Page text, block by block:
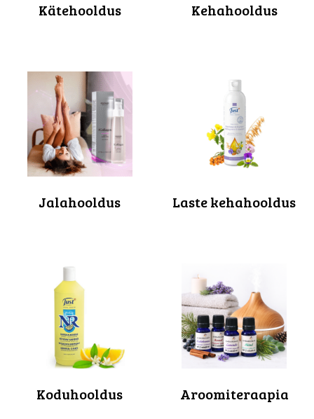
Kätehooldus Kehahooldus
Jalahooldus Laste kehahooldus
Koduhooldus Aroomiteraapia